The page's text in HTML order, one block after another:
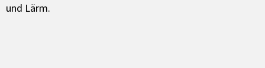
und Lärm.